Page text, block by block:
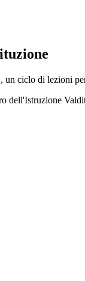
un ciclo di lezioni
dell'Istruzione